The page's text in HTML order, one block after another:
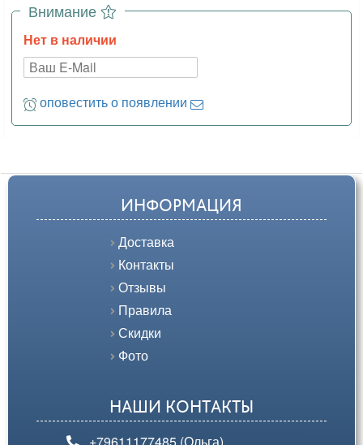
Внимание
Нет в наличии
оповестить о появлении
ИНФОРМАЦИЯ
Доставка
Контакты
Отзывы
Правила
Скидки
Фото
НАШИ КОНТАКТЫ
+79611177485 (Ольга)